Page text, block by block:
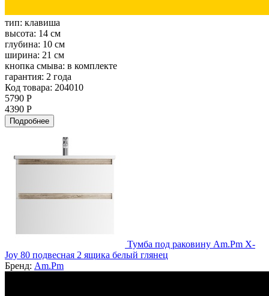
тип: клавиша
высота: 14 см
глубина: 10 см
ширина: 21 см
кнопка смыва: в комплекте
гарантия: 2 года
Код товара: 204010
5790 Р
4390 Р
Подробнее
Тумба под раковину Am.Pm X-
Joy 80 подвесная 2 ящика белый глянец
Бренд: Am.Pm